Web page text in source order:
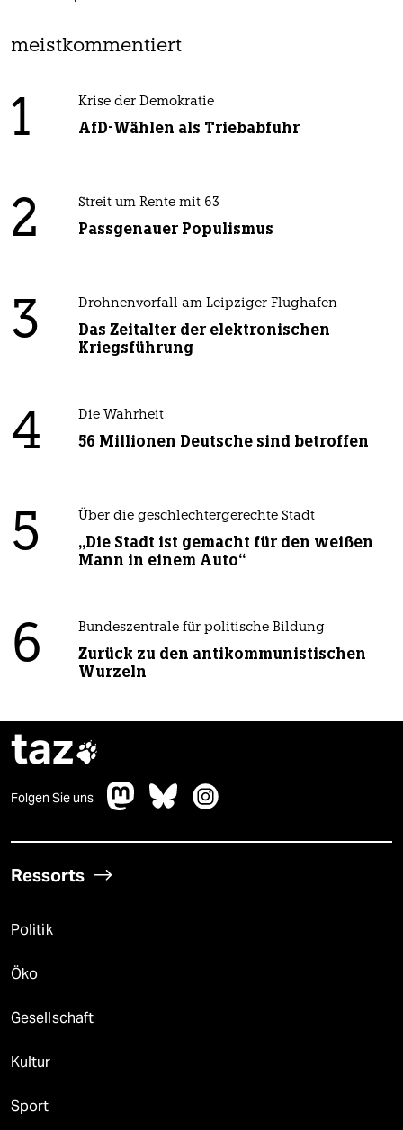
meistkommentiert
1 Krise der Demokratie
AfD-Wählen als Triebabfuhr
2 Streit um Rente mit 63
Passgenauer Populismus
3 Drohnenvorfall am Leipziger Flughafen
Das Zeitalter der elektronischen
Kriegsführung
4 Die Wahrheit
56 Millionen Deutsche sind betroffen
5 Über die geschlechtergerechte Stadt
„Die Stadt ist gemacht für den weißen
Mann in einem Auto“
6 Bundeszentrale für politische Bildung
Zurück zu den antikommunistischen
Wurzeln
taz
Folgen Sie uns
Ressorts
Politik
Öko
Gesellschaft
Kultur
Sport